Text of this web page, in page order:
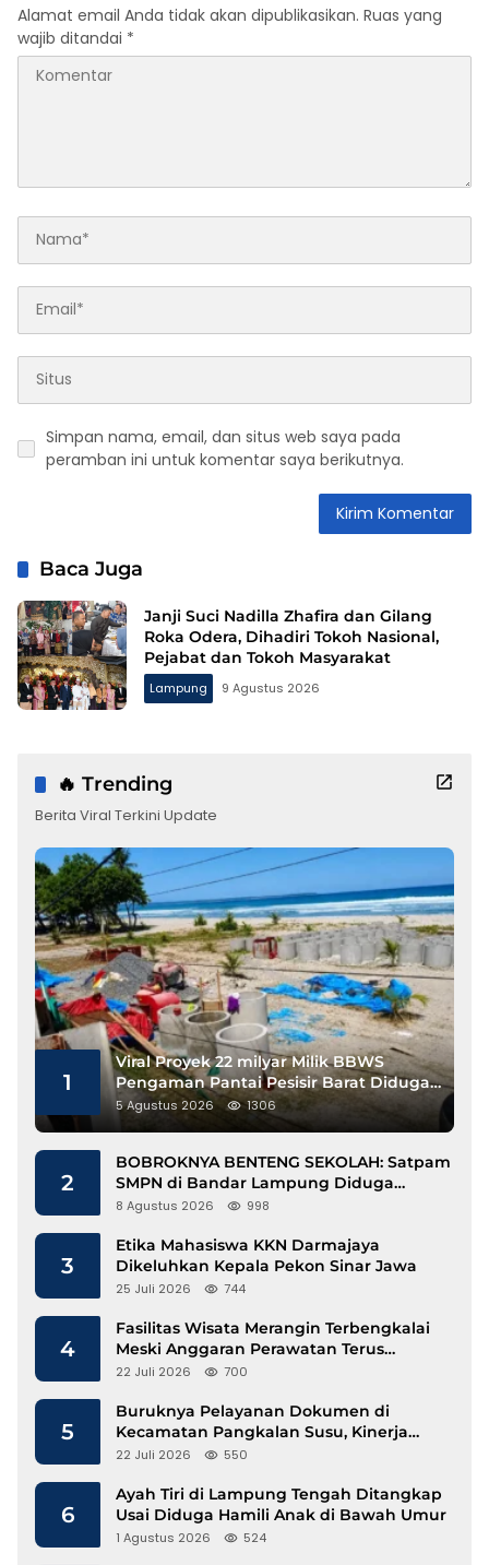
Alamat email Anda tidak akan dipublikasikan. Ruas yang
wajib ditandai *
Simpan nama, email, dan situs web saya pada
peramban ini untuk komentar saya berikutnya.
Baca Juga
Janji Suci Nadilla Zhafira dan Gilang
Roka Odera, Dihadiri Tokoh Nasional,
Pejabat dan Tokoh Masyarakat
Lampung 9 Agustus 2026
🔥 Trending
Berita Viral Terkini Update
1
Viral Proyek 22 milyar Milik BBWS
Pengaman Pantai Pesisir Barat Diduga
Gunakan Besi Banci
5 Agustus 2026 1306
2
BOBROKNYA BENTENG SEKOLAH: Satpam
SMPN di Bandar Lampung Diduga
Lecehkan Siswi
8 Agustus 2026 998
3
Etika Mahasiswa KKN Darmajaya
Dikeluhkan Kepala Pekon Sinar Jawa
25 Juli 2026 744
4
Fasilitas Wisata Merangin Terbengkalai
Meski Anggaran Perawatan Terus
Mengalir
22 Juli 2026 700
5
Buruknya Pelayanan Dokumen di
Kecamatan Pangkalan Susu, Kinerja
Disdukcapil Langkat Disorot
22 Juli 2026 550
6
Ayah Tiri di Lampung Tengah Ditangkap
Usai Diduga Hamili Anak di Bawah Umur
1 Agustus 2026 524